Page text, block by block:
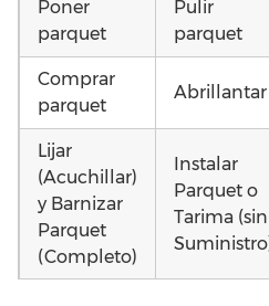
Poner
parquet
Pulir
parquet
Comprar
parquet
Abrillantar
Lijar
(Acuchillar)
y Barnizar
Parquet
(Completo)
Instalar
Parquet o
Tarima (sin